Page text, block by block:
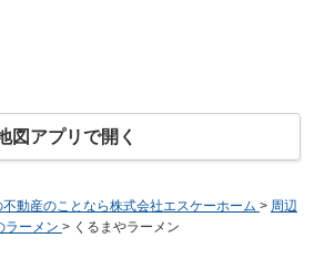
図アプリで開く
動産のことなら株式会社エスケーホーム > 周辺
ラーメン > くるまやラーメン